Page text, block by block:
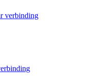
verbinding